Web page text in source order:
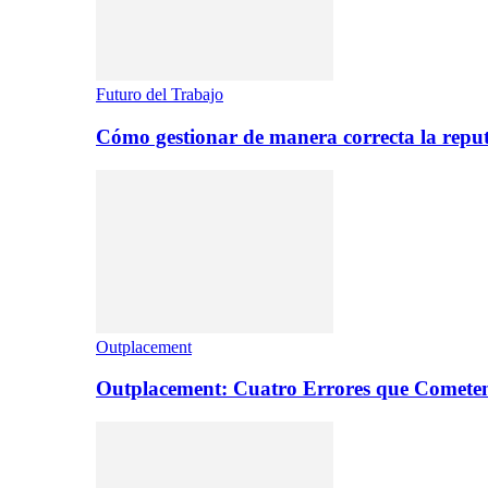
Futuro del Trabajo
Cómo gestionar de manera correcta la
Outplacement
Outplacement: Cuatro Errores que